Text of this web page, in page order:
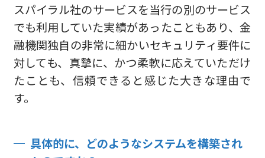
スパイラル社のサービスを当行の別のサービス
でも利用していた実績があったこともあり、金
融機関独自の非常に細かいセキュリティ要件に
対しても、真摯に、かつ柔軟に応えていただけ
たことも、信頼できると感じた大きな理由で
す。
具体的に、どのようなシステムを構築され